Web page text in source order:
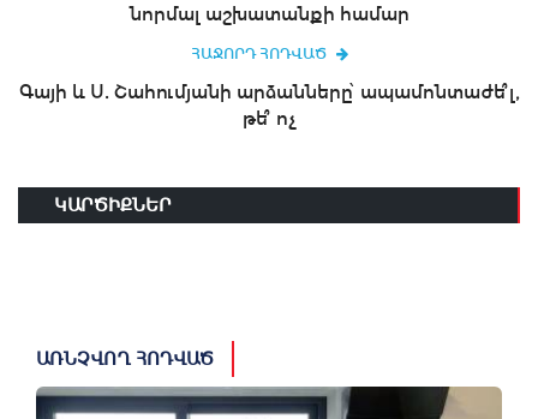
նորմալ աշխատանքի համար
ՀԱՋՈՐԴ ՀՈԴՎԱԾ
Գայի և Ս. Շահումյանի արձանները՝ ապամոնտաժե՞լ,
թե՞ ոչ
ԿԱՐԾԻՔՆԵՐ
ԱՌՆՉՎՈՂ ՀՈԴՎԱԾ